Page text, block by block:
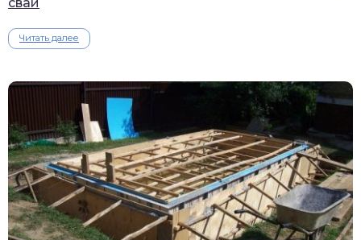
Читать далее